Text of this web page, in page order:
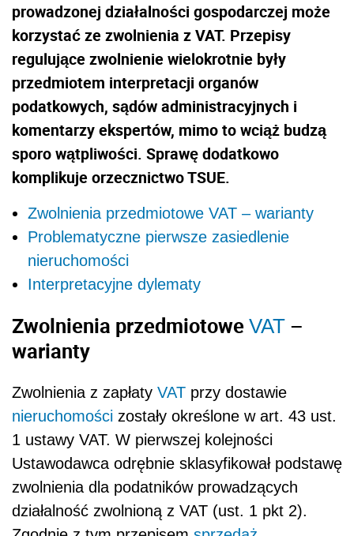
prowadzonej działalności gospodarczej może
korzystać ze zwolnienia z VAT. Przepisy
regulujące zwolnienie wielokrotnie były
przedmiotem interpretacji organów
podatkowych, sądów administracyjnych i
komentarzy ekspertów, mimo to wciąż budzą
sporo wątpliwości. Sprawę dodatkowo
komplikuje orzecznictwo TSUE.
Zwolnienia przedmiotowe VAT – warianty
Problematyczne pierwsze zasiedlenie
nieruchomości
Interpretacyjne dylematy
Zwolnienia przedmiotowe VAT –
warianty
Zwolnienia z zapłaty VAT przy dostawie
nieruchomości zostały określone w art. 43 ust.
1 ustawy VAT. W pierwszej kolejności
Ustawodawca odrębnie sklasyfikował podstawę
zwolnienia dla podatników prowadzących
działalność zwolnioną z VAT (ust. 1 pkt 2).